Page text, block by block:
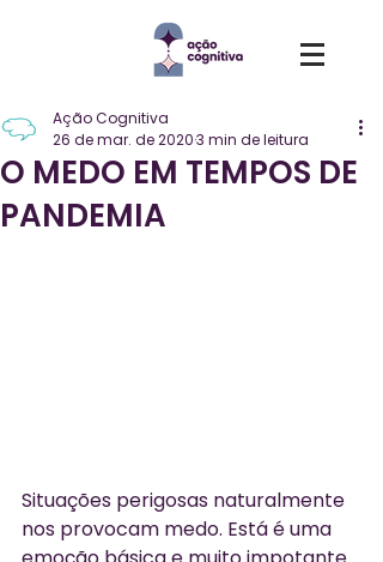
O MEDO EM TEMPOS DE
PANDEMIA
Ação Cognitiva
26 de mar. de 20203 min de leitura
Situações perigosas naturalmente
nos provocam medo. Está é uma